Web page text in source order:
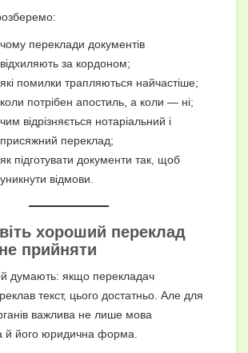
чому переклади документів
відхиляють за кордоном;
які помилки трапляються найчастіше;
коли потрібен апостиль, а коли — ні;
чим відрізняється нотаріальний і
присяжний переклад;
як підготувати документи так, щоб
уникнути відмови.
хороший переклад
прийняти
думають: якщо перекладач
текст, цього достатньо. Але для
важлива не лише мова
й його юридична форма.